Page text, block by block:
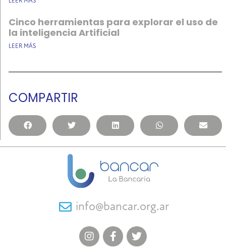
Cinco herramientas para explorar el uso de
la inteligencia Artificial
LEER MÁS
COMPARTIR
info@bancar.org.ar